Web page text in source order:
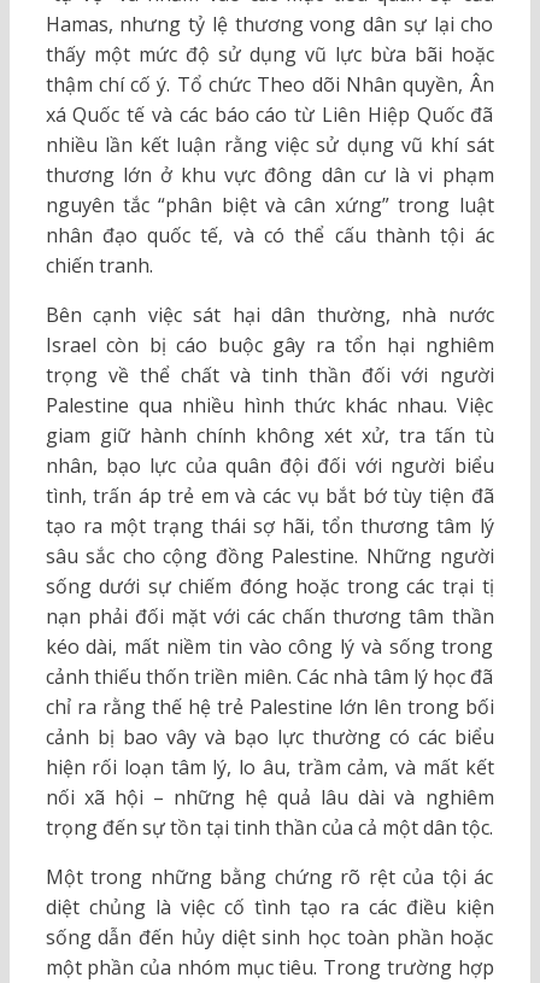
Hamas, nhưng tỷ lệ thương vong dân sự lại cho
thấy một mức độ sử dụng vũ lực bừa bãi hoặc
thậm chí cố ý. Tổ chức Theo dõi Nhân quyền, Ân
xá Quốc tế và các báo cáo từ Liên Hiệp Quốc đã
nhiều lần kết luận rằng việc sử dụng vũ khí sát
thương lớn ở khu vực đông dân cư là vi phạm
nguyên tắc “phân biệt và cân xứng” trong luật
nhân đạo quốc tế, và có thể cấu thành tội ác
chiến tranh.
Bên cạnh việc sát hại dân thường, nhà nước
Israel còn bị cáo buộc gây ra tổn hại nghiêm
trọng về thể chất và tinh thần đối với người
Palestine qua nhiều hình thức khác nhau. Việc
giam giữ hành chính không xét xử, tra tấn tù
nhân, bạo lực của quân đội đối với người biểu
tình, trấn áp trẻ em và các vụ bắt bớ tùy tiện đã
tạo ra một trạng thái sợ hãi, tổn thương tâm lý
sâu sắc cho cộng đồng Palestine. Những người
sống dưới sự chiếm đóng hoặc trong các trại tị
nạn phải đối mặt với các chấn thương tâm thần
kéo dài, mất niềm tin vào công lý và sống trong
cảnh thiếu thốn triền miên. Các nhà tâm lý học đã
chỉ ra rằng thế hệ trẻ Palestine lớn lên trong bối
cảnh bị bao vây và bạo lực thường có các biểu
hiện rối loạn tâm lý, lo âu, trầm cảm, và mất kết
nối xã hội – những hệ quả lâu dài và nghiêm
trọng đến sự tồn tại tinh thần của cả một dân tộc.
Một trong những bằng chứng rõ rệt của tội ác
diệt chủng là việc cố tình tạo ra các điều kiện
sống dẫn đến hủy diệt sinh học toàn phần hoặc
một phần của nhóm mục tiêu. Trong trường hợp